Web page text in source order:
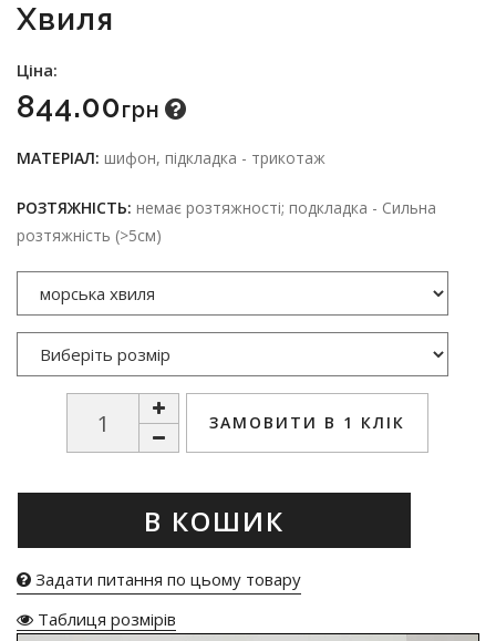
Хвиля
Ціна:
844.00Грн
МАТЕРІАЛ: шифон, підкладка - трикотаж
РОЗТЯЖНІСТЬ: немає розтяжності; подкладка - Сильна
розтяжність (>5см)
ЗАМОВИТИ В 1 КЛІК
В КОШИК
Задати питання по цьому товару
Таблиця розмірів